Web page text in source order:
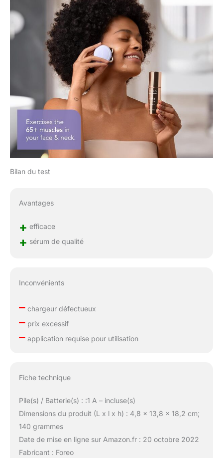
Bilan du test
Avantages
+ efficace
+ sérum de qualité
Inconvénients
–chargeur défectueux
–prix excessif
–application requise pour utilisation
Fiche technique
Pile(s) / Batterie(s) : :1 A – incluse(s)
Dimensions du produit (L x l x h) : 4,8 x 13,8 x 18,2 cm;
140 grammes
Date de mise en ligne sur Amazon.fr : 20 octobre 2022
Fabricant : Foreo